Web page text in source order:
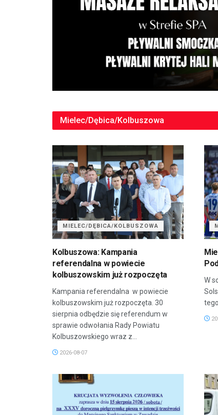
Mielec/Dębica/Kolbuszowa
MIELEC/DĘBICA/KOLBUSZOWA
Kolbuszowa: Kampania
referendalna w powiecie
kolbuszowskim już rozpoczęta
Kampania referendalna w powiecie
kolbuszowskim już rozpoczęta. 30
sierpnia odbędzie się referendum w
sprawie odwołania Rady Powiatu
Kolbuszowskiego wraz z...
2026-08-07
W